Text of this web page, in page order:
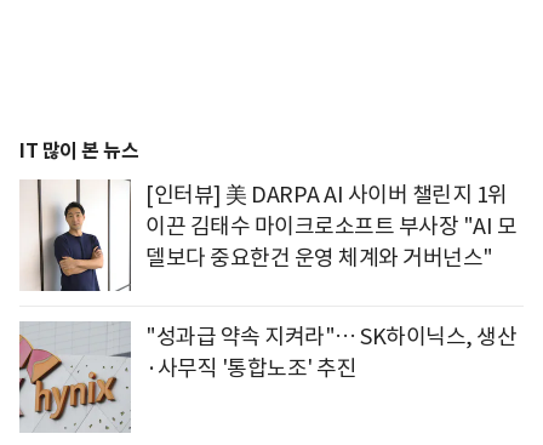
IT 많이 본 뉴스
[인터뷰] 美 DARPA AI 사이버 챌린지 1위
이끈 김태수 마이크로소프트 부사장 "AI 모
델보다 중요한건 운영 체계와 거버넌스"
"성과급 약속 지켜라"… SK하이닉스, 생산
·사무직 '통합노조' 추진